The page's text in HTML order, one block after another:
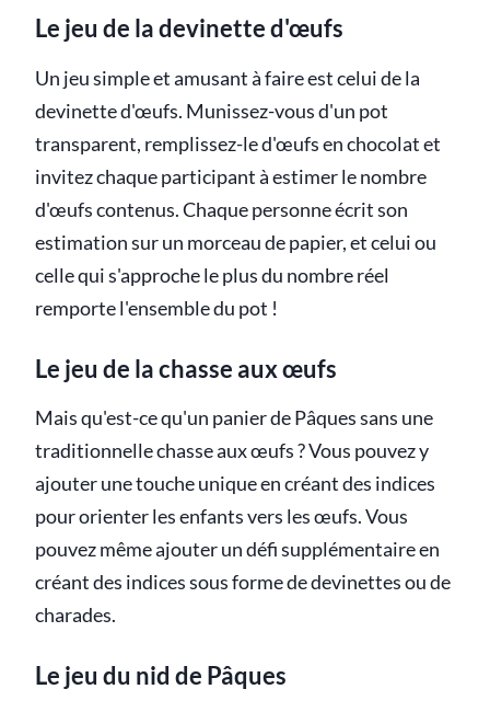
Le jeu de la devinette d'œufs
Un jeu simple et amusant à faire est celui de la
devinette d'œufs. Munissez-vous d'un pot
transparent, remplissez-le d'œufs en chocolat et
invitez chaque participant à estimer le nombre
d'œufs contenus. Chaque personne écrit son
estimation sur un morceau de papier, et celui ou
celle qui s'approche le plus du nombre réel
remporte l'ensemble du pot !
Le jeu de la chasse aux œufs
Mais qu'est-ce qu'un panier de Pâques sans une
traditionnelle chasse aux œufs ? Vous pouvez y
ajouter une touche unique en créant des indices
pour orienter les enfants vers les œufs. Vous
pouvez même ajouter un défi supplémentaire en
créant des indices sous forme de devinettes ou de
charades.
Le jeu du nid de Pâques